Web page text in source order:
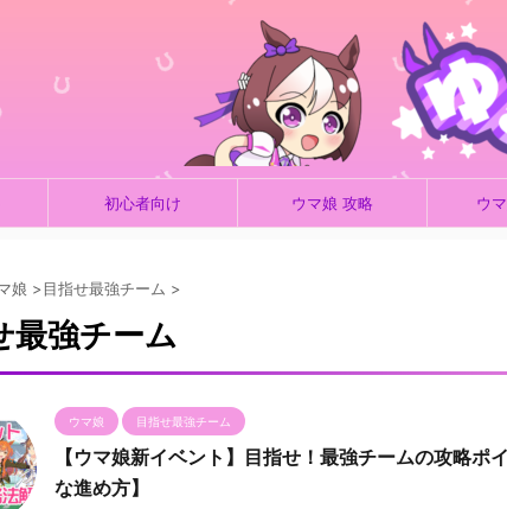
初心者向け ウマ娘 攻略 ウ
娘 >目指せ最強チーム >
最強チーム
ウマ娘 目指せ最強チーム
【ウマ娘新イベント】目指せ！最強チームの攻略ポ
な進め方】